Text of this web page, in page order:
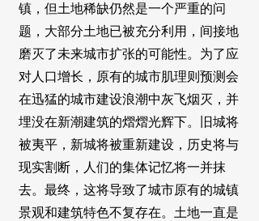
镇，但土地稀缺仍然是一个严重的问
题，大部分土地已被充分利用，间接地
磨灭了未来城市扩张的可能性。为了应
对人口增长，原有的城市肌理则预测会
在迅猛的城市建设浪潮中灰飞烟灭，并
埋没在新潮建筑的熠熠光辉下。旧城将
被夷平，新城将被重新建设，历史将与
现实割断，人们的集体记忆将一并抹
去。最终，这将导致了城市原有的城镇
景观和建筑特色不复存在。土地一直是